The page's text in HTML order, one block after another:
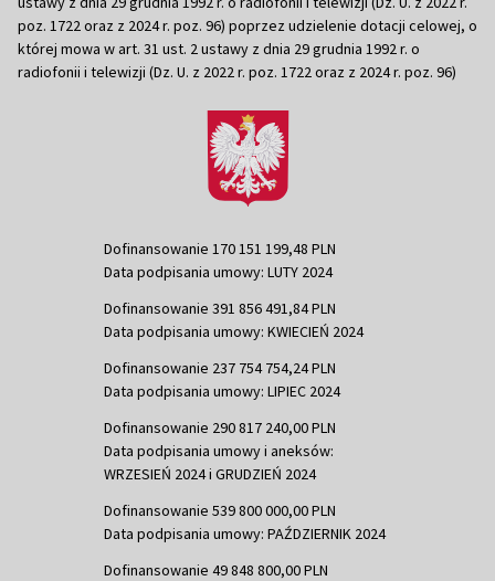
poz. 1722 oraz z 2024 r. poz. 96) poprzez udzielenie dotacji celowej, o
której mowa w art. 31 ust. 2 ustawy z dnia 29 grudnia 1992 r. o
radiofonii i telewizji (Dz. U. z 2022 r. poz. 1722 oraz z 2024 r. poz. 96)
Dofinansowanie 170 151 199,48 PLN
Data podpisania umowy: LUTY 2024
Dofinansowanie 391 856 491,84 PLN
Data podpisania umowy: KWIECIEŃ 2024
Dofinansowanie 237 754 754,24 PLN
Data podpisania umowy: LIPIEC 2024
Dofinansowanie 290 817 240,00 PLN
Data podpisania umowy i aneksów:
WRZESIEŃ 2024 i GRUDZIEŃ 2024
Dofinansowanie 539 800 000,00 PLN
Data podpisania umowy: PAŹDZIERNIK 2024
Dofinansowanie 49 848 800,00 PLN